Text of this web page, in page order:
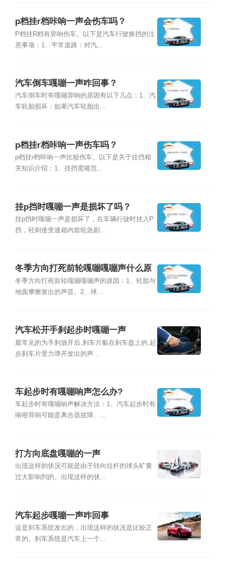
p档挂r档咔响一声会伤车吗？
P档挂R档有异响伤车。以下是汽车行驶换挡的注
意事项：1、平常道路：对汽...
汽车倒车嘎嘣一声咋回事？
汽车倒车时有嘎嘣异响的原因有以下几点：1、汽
车轮胎损坏：如果汽车轮胎出...
p档挂r档咔响一声伤车吗？
p档挂r档咔响一声比较伤车。以下是关于挂挡相
关知识介绍：1、挂挡需规范...
挂p挡时嘎嘣一声是损坏了吗？
挂p挡时嘎嘣一声是损坏了，在车辆行驶时挂入P
挡，轻则使变速箱内齿轮急剧...
冬季方向打死前轮嘎嘣嘎嘣声什么原
因
冬季方向打死前轮嘎嘣嘎嘣声的原因：1、轮胎与
地面摩擦发出的声音。2、球...
汽车松开手刹起步时嘎嘣一声
最常见的为手刹放开后,刹车片黏在刹车盘上的,起
步刹车片受力弹开发出的声...
车起步时有嘎嘣响声怎么办?
车起步时有嘎嘣响声解决方法：1、汽车起步时有
咯噔异响可能是离合器故障、...
打方向底盘嘎嘣的一声
出现这样的状况可能是由于转向拉杆的球头旷量
过大影响到的。出现这样的状...
汽车起步嘎嘣一声咋回事
这是刹车系统发出的，出现这样的状况是比较正
常的。刹车系统是汽车上一个...